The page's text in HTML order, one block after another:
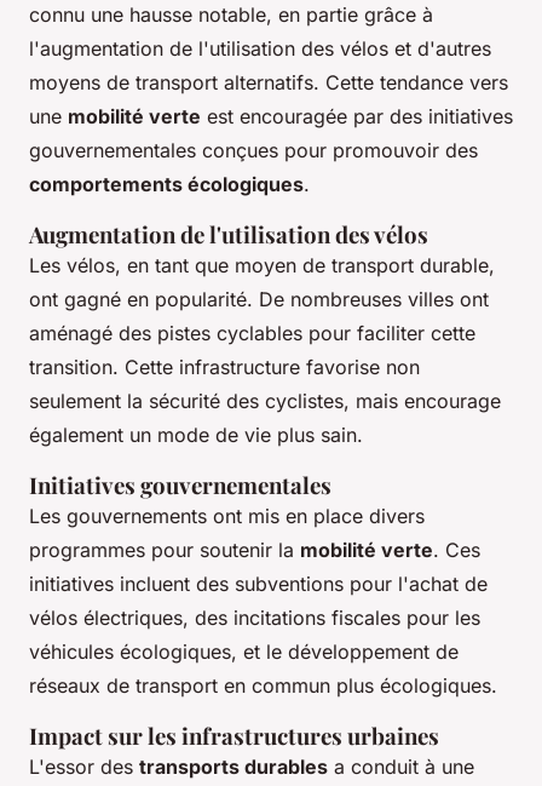
connu une hausse notable, en partie grâce à
l'augmentation de l'utilisation des vélos et d'autres
moyens de transport alternatifs. Cette tendance vers
une mobilité verte est encouragée par des initiatives
gouvernementales conçues pour promouvoir des
comportements écologiques.
Augmentation de l'utilisation des vélos
Les vélos, en tant que moyen de transport durable,
ont gagné en popularité. De nombreuses villes ont
aménagé des pistes cyclables pour faciliter cette
transition. Cette infrastructure favorise non
seulement la sécurité des cyclistes, mais encourage
également un mode de vie plus sain.
Initiatives gouvernementales
Les gouvernements ont mis en place divers
programmes pour soutenir la mobilité verte. Ces
initiatives incluent des subventions pour l'achat de
vélos électriques, des incitations fiscales pour les
véhicules écologiques, et le développement de
réseaux de transport en commun plus écologiques.
Impact sur les infrastructures urbaines
L'essor des transports durables a conduit à une